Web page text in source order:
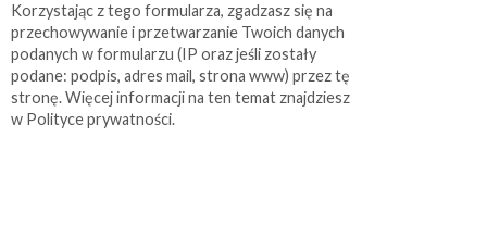
Korzystając z tego formularza, zgadzasz się na
przechowywanie i przetwarzanie Twoich danych
podanych w formularzu (IP oraz jeśli zostały
podane: podpis, adres mail, strona www) przez tę
stronę. Więcej informacji na ten temat znajdziesz
w Polityce prywatności.